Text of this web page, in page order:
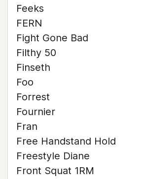
Feeks
FERN
Fight Gone Bad
Filthy 50
Finseth
Foo
Forrest
Fournier
Fran
Free Handstand Hold
Freestyle Diane
Front Squat 1RM